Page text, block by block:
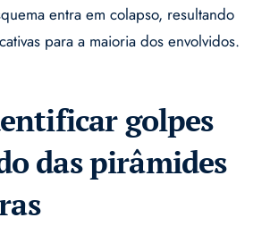
entra em colapso, resultando
para a maioria dos envolvidos.
golpes
das pirâmides